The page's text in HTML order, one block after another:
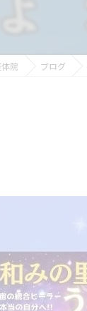
院 ブログ